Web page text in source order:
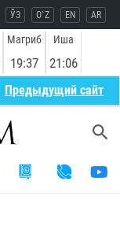
ЎЗ O`Z EN AR
Магриб
19:37
Иша
21:06
Предыдущий сайт